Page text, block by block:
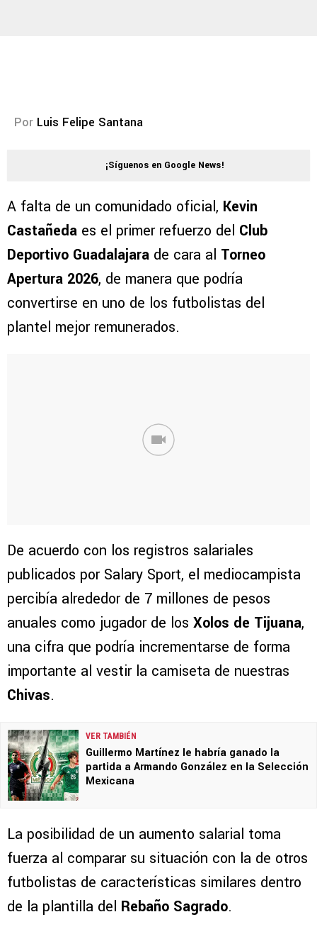
Por Luis Felipe Santana
¡Síguenos en Google News!
A falta de un comunidado oficial, Kevin
Castañeda es el primer refuerzo del Club
Deportivo Guadalajara de cara al Torneo
Apertura 2026, de manera que podría
convertirse en uno de los futbolistas del
plantel mejor remunerados.
De acuerdo con los registros salariales
publicados por Salary Sport, el mediocampista
percibía alrededor de 7 millones de pesos
anuales como jugador de los Xolos de Tijuana,
una cifra que podría incrementarse de forma
importante al vestir la camiseta de nuestras
Chivas.
VER TAMBIÉN
Guillermo Martínez le habría ganado la
partida a Armando González en la Selección
Mexicana
La posibilidad de un aumento salarial toma
fuerza al comparar su situación con la de otros
futbolistas de características similares dentro
de la plantilla del Rebaño Sagrado.